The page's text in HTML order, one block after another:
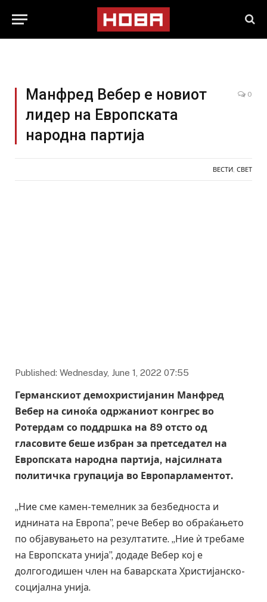
Манфред Вебер е новиот
лидер на Европската
народна партија
0
ВЕСТИ СВЕТ
Published: Wednesday, June 1, 2022 07:55
Германскиот демохристијанин Манфред
Вебер на синоќа одржаниот конгрес во
Ротердам со поддршка на 89 отсто од
гласовите беше избран за претседател на
Европската народна партија, најсилната
политичка групација во Европарламентот.
„Ние сме камен-темелник за безбедноста и
иднината на Европа”, рече Вебер во обраќањето
по објавувањето на резултатите. „Ние ѝ требаме
на Европската унија”, додаде Вебер кој е
долгогодишен член на баварската Христијанско-
социјална унија.